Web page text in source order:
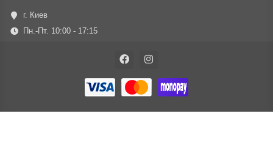
г. Киев
Пн.-Пт. 10:00 - 17:15